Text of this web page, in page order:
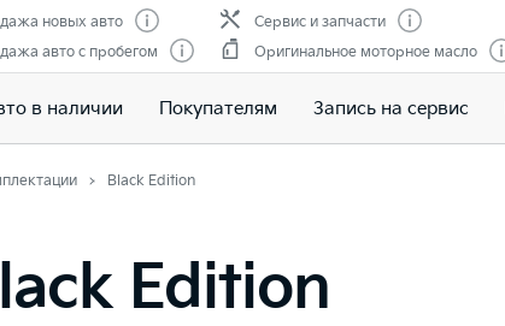
новых авто
авто с пробегом
Сервис и запчасти
Оригинальное моторное масло
в наличии Покупателям Запись на сервис
Black Edition
Edition